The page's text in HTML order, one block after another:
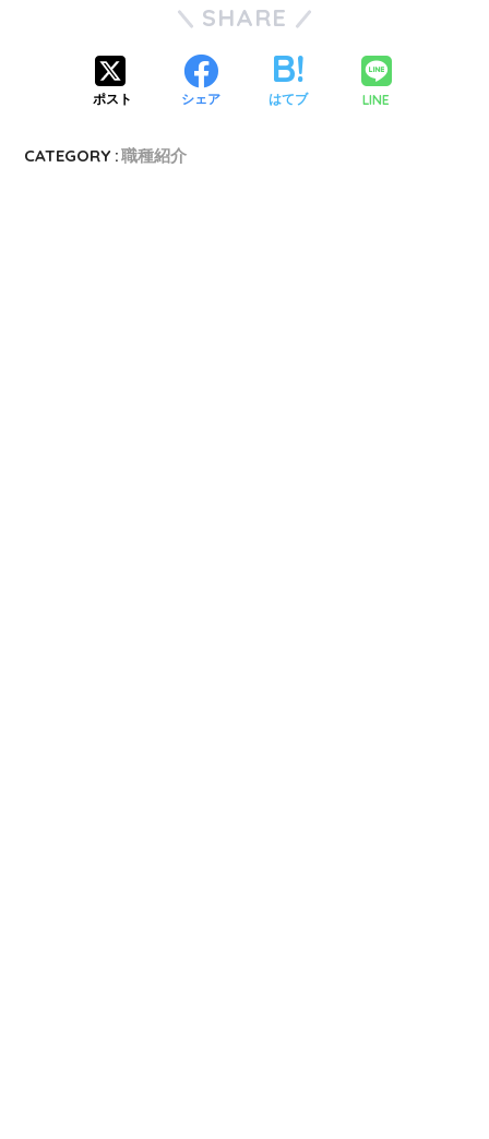
SHARE
ポスト シェア はてブ LINE
CATEGORY :職種紹介